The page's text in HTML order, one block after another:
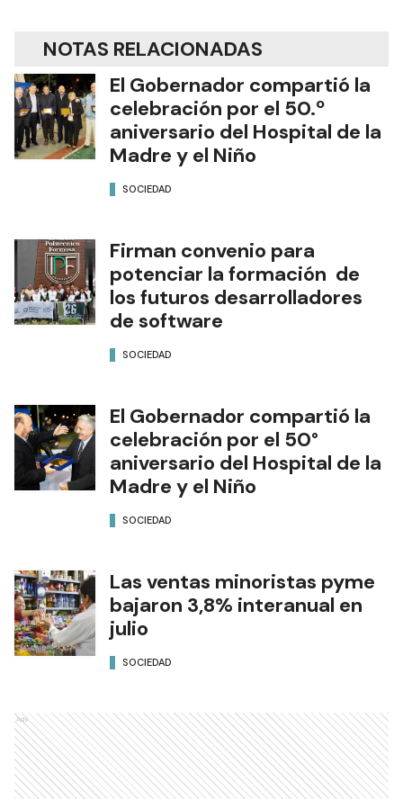
NOTAS RELACIONADAS
El Gobernador compartió la
celebración por el 50.º
aniversario del Hospital de la
Madre y el Niño
SOCIEDAD
Firman convenio para
potenciar la formación de
los futuros desarrolladores
de software
SOCIEDAD
El Gobernador compartió la
celebración por el 50°
aniversario del Hospital de la
Madre y el Niño
SOCIEDAD
Las ventas minoristas pyme
bajaron 3,8% interanual en
julio
SOCIEDAD
Ads